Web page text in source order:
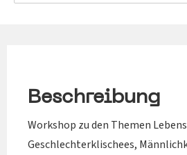
Beschreibung
Workshop zu den Themen
Geschlechterklischees,